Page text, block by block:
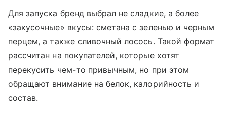
Для запуска бренд выбрал не сладкие, а более
«закусочные» вкусы: сметана с зеленью и черным
перцем, а также сливочный лосось. Такой формат
рассчитан на покупателей, которые хотят
перекусить чем-то привычным, но при этом
обращают внимание на белок, калорийность и
состав.